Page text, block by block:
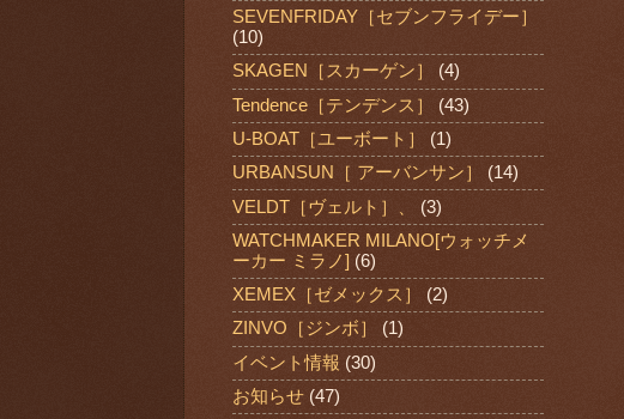
SEVENFRIDAY［セブンフライデー］
(10)
SKAGEN［スカーゲン］
(4)
Tendence［テンデンス］
(43)
U-BOAT［ユーボート］
(1)
URBANSUN［ アーバンサン］
(14)
VELDT［ヴェルト］、
(3)
WATCHMAKER MILANO[ウォッチメ
ーカー ミラノ] (6)
XEMEX［ゼメックス］
(2)
ZINVO［ジンボ］
(1)
イベント情報 (30)
お知らせ (47)